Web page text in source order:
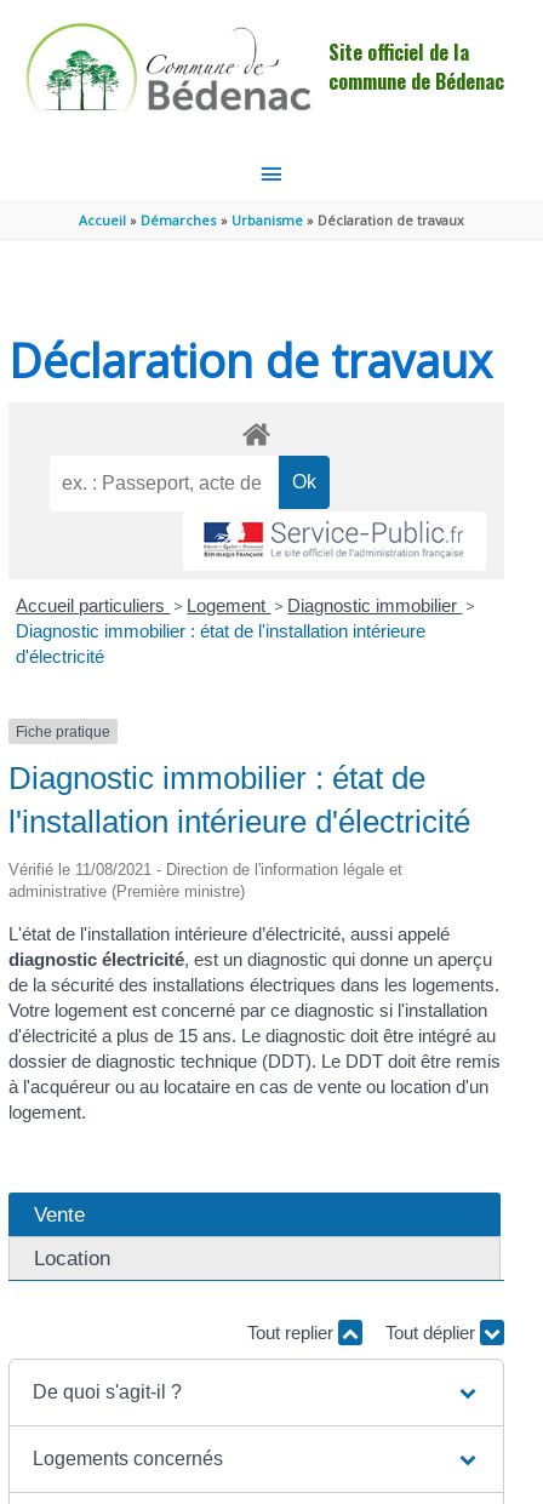
Site officiel de la
commune de Bédenac
MENU
PRINCIPAL
Accueil Démarches Urbanisme Déclaration de travaux
Déclaration de travaux
Accueil particuliers > Logement > Diagnostic immobilier >
Diagnostic immobilier : état de l'installation intérieure
d'électricité
Fiche pratique
Diagnostic immobilier : état de
l'installation intérieure d'électricité
Vérifié le 11/08/2021 - Direction de l'information légale et
administrative (Première ministre)
L'état de l'installation intérieure d’électricité, aussi appelé
diagnostic électricité, est un diagnostic qui donne un aperçu
de la sécurité des installations électriques dans les logements.
Votre logement est concerné par ce diagnostic si l'installation
d'électricité a plus de 15 ans. Le diagnostic doit être intégré au
dossier de diagnostic technique (DDT). Le DDT doit être remis
à l'acquéreur ou au locataire en cas de vente ou location d'un
logement.
Vente
Location
Tout replier Tout déplier
De quoi s'agit-il ?
Logements concernés